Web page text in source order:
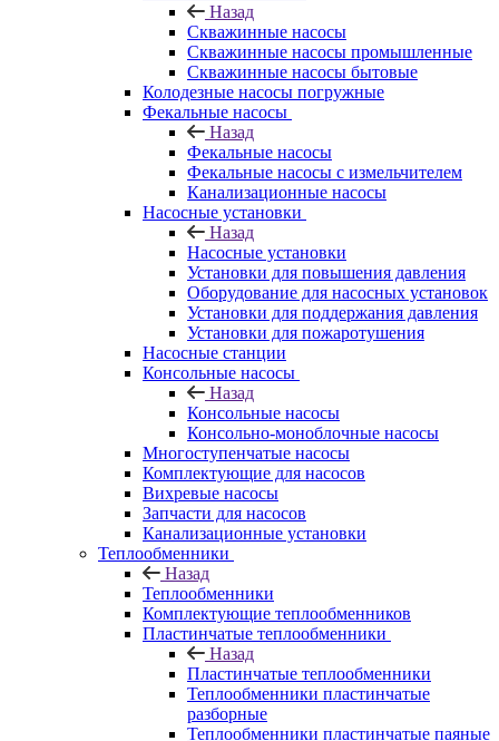
Назад
Скважинные насосы
Скважинные насосы промышленные
Скважинные насосы бытовые
Колодезные насосы погружные
Фекальные насосы
Назад
Фекальные насосы
Фекальные насосы с измельчителем
Канализационные насосы
Насосные установки
Назад
Насосные установки
Установки для повышения давления
Оборудование для насосных установок
Установки для поддержания давления
Установки для пожаротушения
Насосные станции
Консольные насосы
Назад
Консольные насосы
Консольно-моноблочные насосы
Многоступенчатые насосы
Комплектующие для насосов
Вихревые насосы
Запчасти для насосов
Канализационные установки
Теплообменники
Назад
Теплообменники
Комплектующие теплообменников
Пластинчатые теплообменники
Назад
Пластинчатые теплообменники
Теплообменники пластинчатые
разборные
Теплообменники пластинчатые паяные